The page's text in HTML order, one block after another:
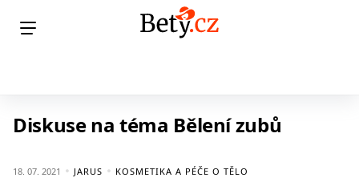
Diskuse na téma Bělení zubů
18. 07. 2021 JARUS KOSMETIKA A PÉČE O TĚLO